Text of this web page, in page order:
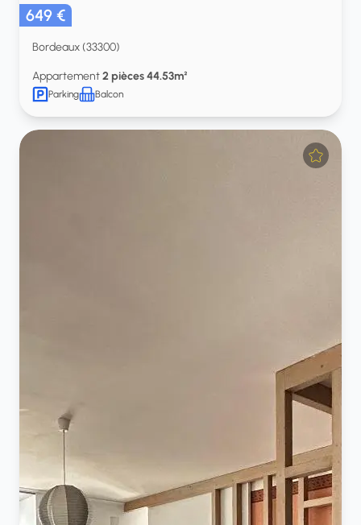
649 €
Bordeaux (33300)
Appartement2 pièces 44.53m²
Parking Balcon